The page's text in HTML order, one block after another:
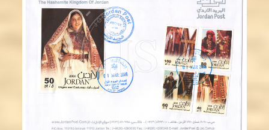
JS
JORDANSTAMPS.COM